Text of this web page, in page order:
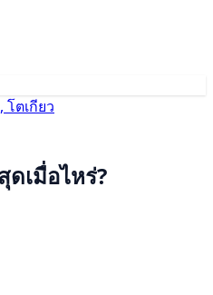
โตเกียว
เมื่อไหร่?